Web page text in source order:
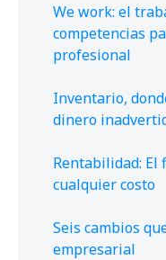
We work: el
competencias
profesional
Inventario,
dinero
Rentabilidad: El
cualquier costo
Seis cambios
empresarial